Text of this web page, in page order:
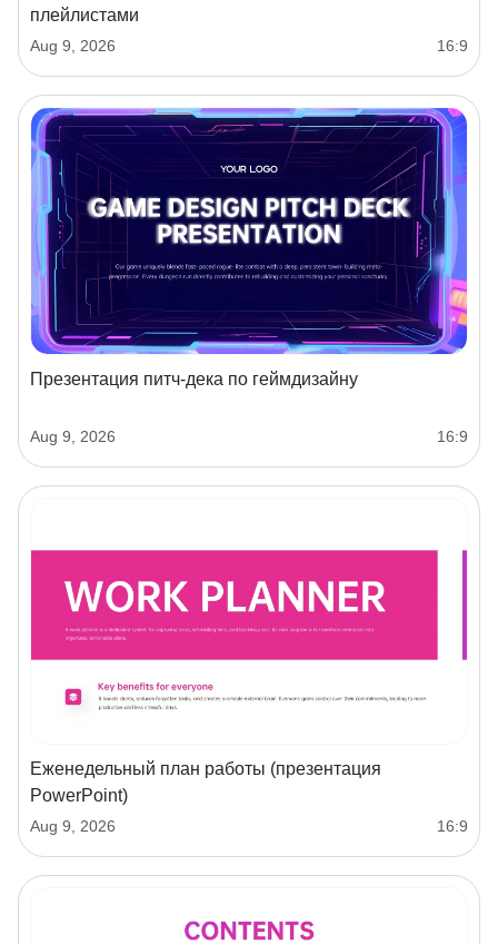
плейлистами
Aug 9, 2026 16:9
Презентация питч-дека по геймдизайну
Aug 9, 2026 16:9
Еженедельный план работы (презентация
PowerPoint)
Aug 9, 2026 16:9